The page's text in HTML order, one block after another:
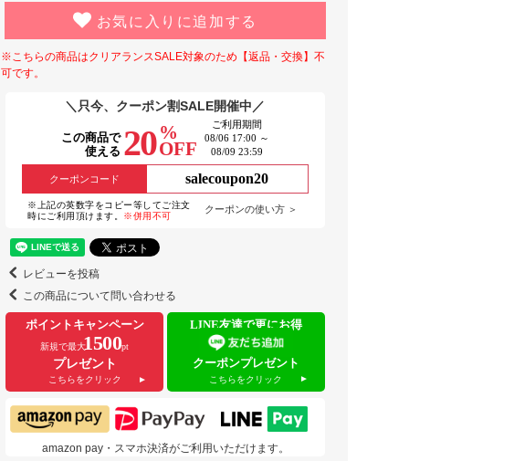
お気に入りに追加する
※こちらの商品はクリアランスSALE対象のため【返品・交換】不
可です。
＼只今、クーポン割SALE開催中／
この商品で
使える 20 %
OFF
ご利用期間
08/06 17:00 ～
08/09 23:59
クーポンコード salecoupon20
※上記の英数字をコピー等してご注文
時にご利用頂けます。 ※併用不可
クーポンの使い方 ＞
レビューを投稿
この商品について問い合わせる
ポイントキャンペーン
新規で最大1500pt
プレゼント
こちらをクリック
LINE友達で更にお得
クーポンプレゼント
こちらをクリック
amazon pay・スマホ決済がご利用いただけます。